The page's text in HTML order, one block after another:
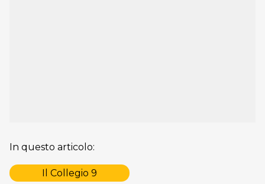
In questo articolo:
Il Collegio 9